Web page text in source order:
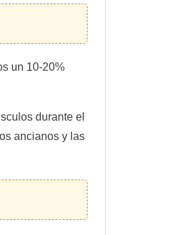
un 10-20%
durante el
ancianos y las